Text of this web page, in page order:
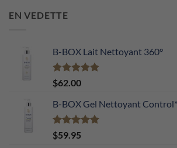
EN VEDETTE
B-BOX Lait Nettoyant 360°
Note5.00
sur 5
$62.00
B-BOX Gel Nettoyant Control*
Note5.00
sur 5
$59.95